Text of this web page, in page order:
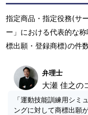
指定商品・指定役務(サ
ー」における代表的な
標出願・登録商標)の件
弁理士
大瀬 佳之の
「運動技能訓練用シミ
ングに対して商標出願